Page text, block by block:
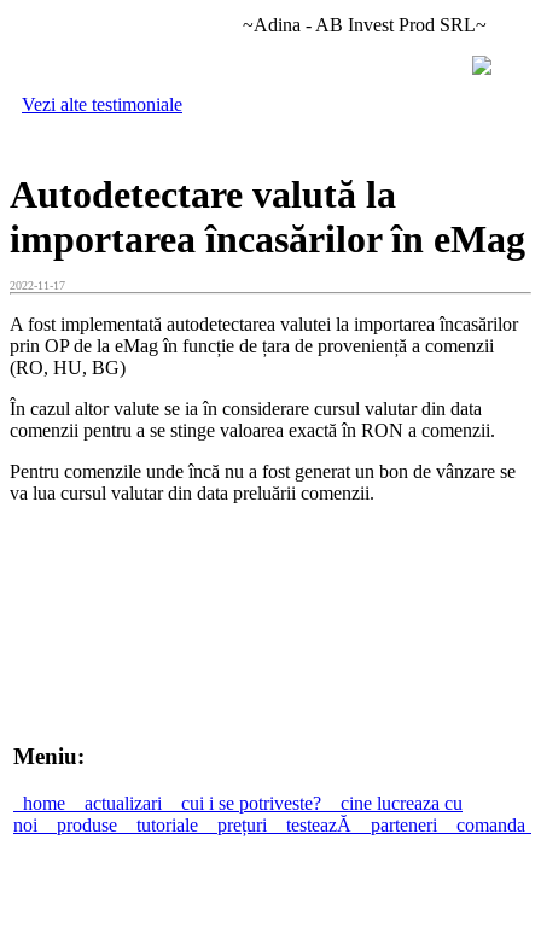
~Adina - AB Invest Prod SRL~
Vezi alte testimoniale
Autodetectare valută la
importarea încasărilor în eMag
2022-11-17
A fost implementată autodetectarea valutei la importarea încasărilor
prin OP de la eMag în funcție de țara de proveniență a comenzii
(RO, HU, BG)
În cazul altor valute se ia în considerare cursul valutar din data
comenzii pentru a se stinge valoarea exactă în RON a comenzii.
Pentru comenzile unde încă nu a fost generat un bon de vânzare se
va lua cursul valutar din data preluării comenzii.
Meniu:
home actualizari cui i se potriveste?
cine lucreaza cu
noi
produse tutoriale prețuri testeazĂ parteneri comanda